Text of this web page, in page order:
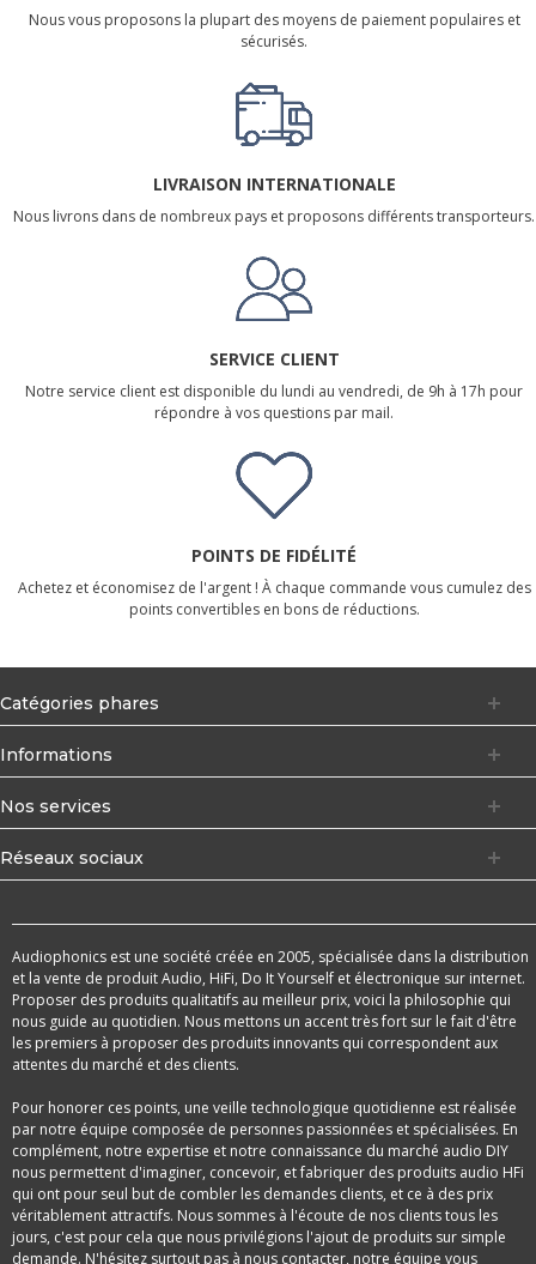
Nous vous proposons la plupart des moyens de paiement populaires et
sécurisés.
LIVRAISON INTERNATIONALE
Nous livrons dans de nombreux pays et proposons différents transporteurs.
SERVICE CLIENT
Notre service client est disponible du lundi au vendredi, de 9h à 17h pour
répondre à vos questions par mail.
POINTS DE FIDÉLITÉ
Achetez et économisez de l'argent ! À chaque commande vous cumulez des
points convertibles en bons de réductions.
Catégories phares
Informations
Nos services
Réseaux sociaux
Audiophonics est une société créée en 2005, spécialisée dans la distribution
et la vente de produit Audio, HiFi, Do It Yourself et électronique sur internet.
Proposer des produits qualitatifs au meilleur prix, voici la philosophie qui
nous guide au quotidien. Nous mettons un accent très fort sur le fait d'être
les premiers à proposer des produits innovants qui correspondent aux
attentes du marché et des clients.
Pour honorer ces points, une veille technologique quotidienne est réalisée
par notre équipe composée de personnes passionnées et spécialisées. En
complément, notre expertise et notre connaissance du marché audio DIY
nous permettent d'imaginer, concevoir, et fabriquer des produits audio HFi
qui ont pour seul but de combler les demandes clients, et ce à des prix
véritablement attractifs. Nous sommes à l'écoute de nos clients tous les
jours, c'est pour cela que nous privilégions l'ajout de produits sur simple
demande. N'hésitez surtout pas à nous contacter, notre équipe vous